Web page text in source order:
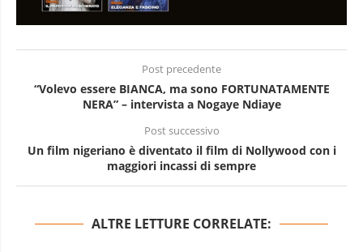
Post precedente
“Volevo essere BIANCA, ma sono FORTUNATAMENTE
NERA” – intervista a Nogaye Ndiaye
Post successivo
Un film nigeriano è diventato il film di Nollywood con i
maggiori incassi di sempre
ALTRE LETTURE CORRELATE: